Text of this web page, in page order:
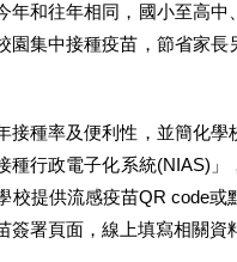
年和往年相同，國小至高中
園集中接種疫苗，節省家長
接種率及便利性，並簡化學
種行政電子化系統(NIAS)」
校提供流感疫苗QR code或
簽署頁面，線上填寫相關資